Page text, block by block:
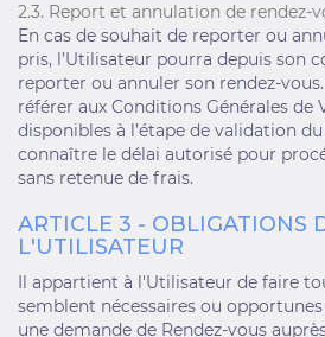
2.3. Report et annulation de rendez-
En cas de souhait de reporter ou
pris, l’Utilisateur pourra depuis son
reporter ou annuler son rendez-
référer aux Conditions Générales de
disponibles à l’étape de validation
connaître le délai autorisé pour
sans retenue de frais.
ARTICLE 3 - OBLIGATIONS
L'UTILISATEUR
Il appartient à l'Utilisateur de faire
semblent nécessaires ou
une demande de Rendez-vous